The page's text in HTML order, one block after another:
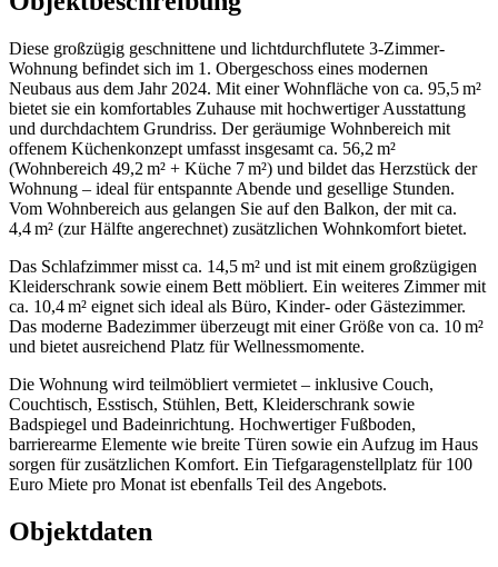
Diese großzügig geschnittene und lichtdurchflutete 3-Zimmer-
Wohnung befindet sich im 1. Obergeschoss eines modernen
Neubaus aus dem Jahr 2024. Mit einer Wohnfläche von ca. 95,5 m²
bietet sie ein komfortables Zuhause mit hochwertiger Ausstattung
und durchdachtem Grundriss. Der geräumige Wohnbereich mit
offenem Küchenkonzept umfasst insgesamt ca. 56,2 m²
(Wohnbereich 49,2 m² + Küche 7 m²) und bildet das Herzstück der
Wohnung – ideal für entspannte Abende und gesellige Stunden.
Vom Wohnbereich aus gelangen Sie auf den Balkon, der mit ca.
4,4 m² (zur Hälfte angerechnet) zusätzlichen Wohnkomfort bietet.
Das Schlafzimmer misst ca. 14,5 m² und ist mit einem großzügigen
Kleiderschrank sowie einem Bett möbliert. Ein weiteres Zimmer mit
ca. 10,4 m² eignet sich ideal als Büro, Kinder- oder Gästezimmer.
Das moderne Badezimmer überzeugt mit einer Größe von ca. 10 m²
und bietet ausreichend Platz für Wellnessmomente.
Die Wohnung wird teilmöbliert vermietet – inklusive Couch,
Couchtisch, Esstisch, Stühlen, Bett, Kleiderschrank sowie
Badspiegel und Badeinrichtung. Hochwertiger Fußboden,
barrierearme Elemente wie breite Türen sowie ein Aufzug im Haus
sorgen für zusätzlichen Komfort. Ein Tiefgaragenstellplatz für 100
Euro Miete pro Monat ist ebenfalls Teil des Angebots.
Objektdaten